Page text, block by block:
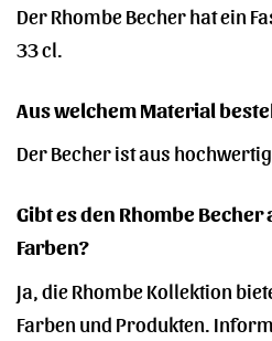
Der Rhombe Becher hat ein
33 cl.
Aus welchem Material
Der Becher ist aus
Gibt es den Rhombe
Farben?
Ja, die Rhombe Kollektion
Farben und Produkten.